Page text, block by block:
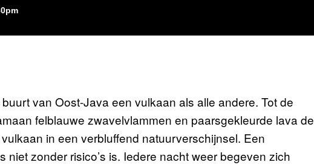
van Oost-Java een vulkaan als alle andere. Tot de
felblauwe zwavelvlammen en paarsgekleurde lava de
in een verbluffend natuurverschijnsel. Een
niet zonder risico’s is. Iedere nacht weer begeven zich